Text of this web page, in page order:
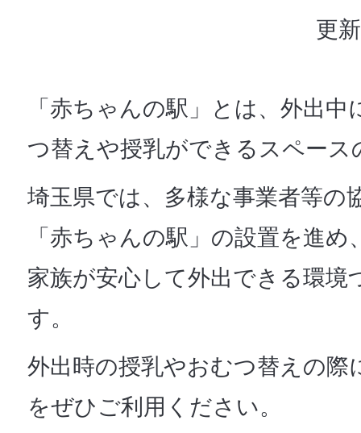
更
「赤ちゃんの駅」とは、外出
つ替えや授乳ができるスペース
埼玉県では、多様な事業者等の
「赤ちゃんの駅」の設置を進
家族が安心して外出できる環境
す。
外出時の授乳やおむつ替えの際
をぜひご利用ください。